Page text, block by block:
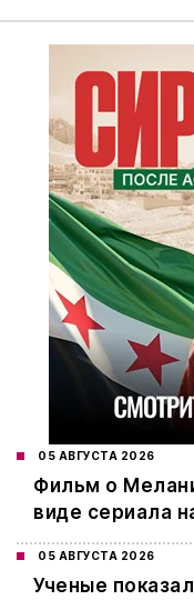
05 АВГУСТА 2026
Фильм о
виде сериала
05 АВГУСТА 2026
Ученые